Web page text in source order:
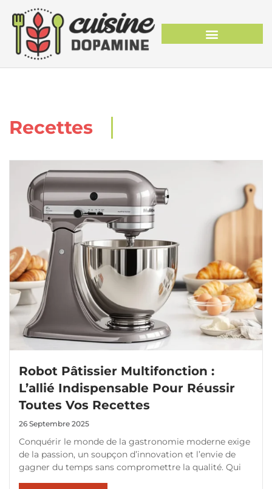
Recettes
Robot Pâtissier Multifonction :
L’allié Indispensable Pour Réussir
Toutes Vos Recettes
26 Septembre 2025
Conquérir le monde de la gastronomie moderne exige
de la passion, un soupçon d’innovation et l’envie de
gagner du temps sans compromettre la qualité. Qui